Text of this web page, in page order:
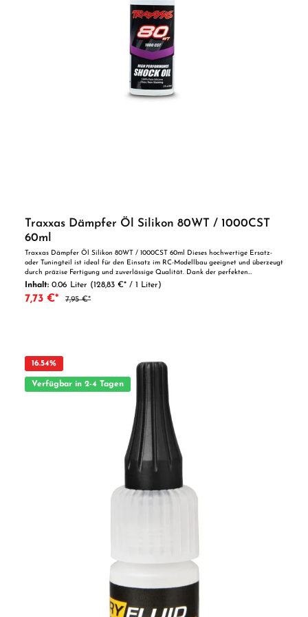
Traxxas Dämpfer Öl Silikon 80WT / 1000CST
60ml
Traxxas Dämpfer Öl Silikon 80WT / 1000CST 60ml Dieses hochwertige Ersatz-
oder Tuningteil ist ideal für den Einsatz im RC-Modellbau geeignet und überzeugt
durch präzise Fertigung und zuverlässige Qualität. Dank der perfekten
Passgenauigkeit ist es optimal als Ersatzteil oder zur technischen Optimierung
anspruchsvolle Modellbauer Ideal als Ersatz- oder Tuningteil ACHTUNG! Nicht
Inhalt: 0.06 Liter (128,83 €* / 1 Liter)
7,73 €* 7,95 €*
16.54%
Verfügbar in 2-4 Tagen